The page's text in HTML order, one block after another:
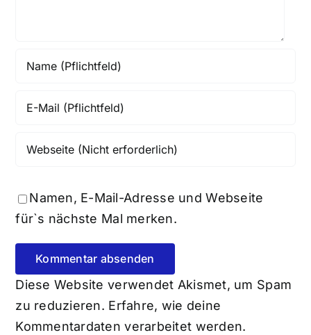
Namen, E-Mail-Adresse und Webseite
für`s nächste Mal merken.
Diese Website verwendet Akismet, um Spam
zu reduzieren. Erfahre, wie deine
Kommentardaten verarbeitet werden.